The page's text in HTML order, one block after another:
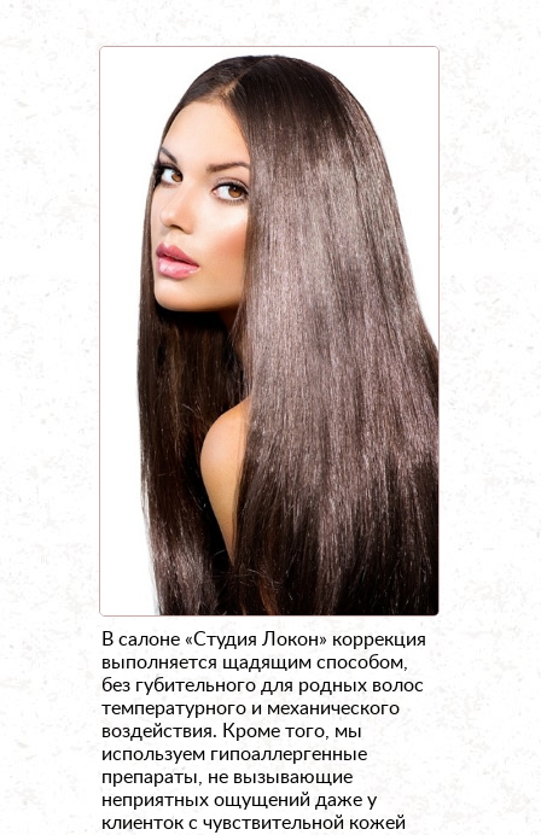
В салоне «Студия Локон» коррекция
выполняется щадящим способом,
без губительного для родных волос
температурного и механического
воздействия. Кроме того, мы
используем гипоаллергенные
препараты, не вызывающие
неприятных ощущений даже у
клиенток с чувствительной кожей